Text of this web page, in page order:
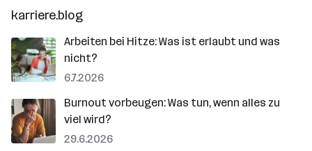
karriere.blog
Arbeiten bei Hitze: Was ist erlaubt und was
nicht?
6.7.2026
Burnout vorbeugen: Was tun, wenn alles zu
viel wird?
29.6.2026